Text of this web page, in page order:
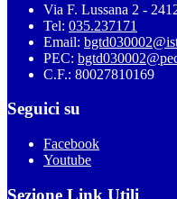
Via F. Lussana 2 -
Tel: 035.237171
Email:
PEC:
C.F.: 80027810169
Seguici su
Facebook
Youtube
Sezione Link Utili